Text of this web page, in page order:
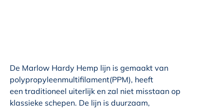
De Marlow Hardy Hemp lijn is gemaakt van
polypropyleenmultifilament(PPM), heeft
een traditioneel uiterlijk en zal niet misstaan op
klassieke schepen. De lijn is duurzaam,